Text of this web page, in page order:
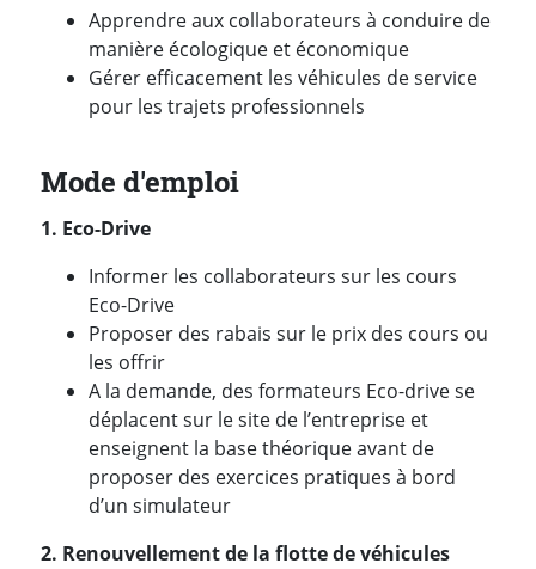
Apprendre aux collaborateurs à conduire de
manière écologique et économique
Gérer efficacement les véhicules de service
pour les trajets professionnels
Mode d'emploi
1. Eco-Drive
Informer les collaborateurs sur les cours
Eco-Drive
Proposer des rabais sur le prix des cours ou
les offrir
A la demande, des formateurs Eco-drive se
déplacent sur le site de l’entreprise et
enseignent la base théorique avant de
proposer des exercices pratiques à bord
d’un simulateur
2. Renouvellement de la flotte de véhicules